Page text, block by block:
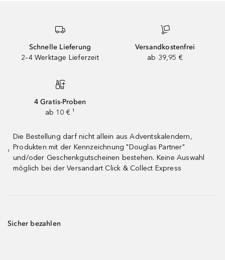
Schnelle Lieferung
2–4 Werktage Lieferzeit
Versandkostenfrei
ab 39,95 €
4 Gratis-Proben
ab 10 € ¹
¹
Die Bestellung darf nicht allein aus Adventskalendern,
Produkten mit der Kennzeichnung "Douglas Partner"
und/oder Geschenkgutscheinen bestehen. Keine Auswahl
möglich bei der Versandart Click & Collect Express
Sicher bezahlen